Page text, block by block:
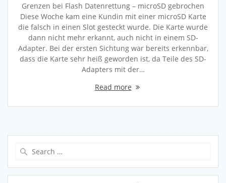
Grenzen bei Flash Datenrettung – microSD gebrochen
Diese Woche kam eine Kundin mit einer microSD Karte
die falsch in einen Slot gesteckt wurde. Die Karte wurde
dann nicht mehr erkannt, auch nicht in einem SD-
Adapter. Bei der ersten Sichtung war bereits erkennbar,
dass die Karte sehr heiß geworden ist, da Teile des SD-
Adapters mit der…
Read more